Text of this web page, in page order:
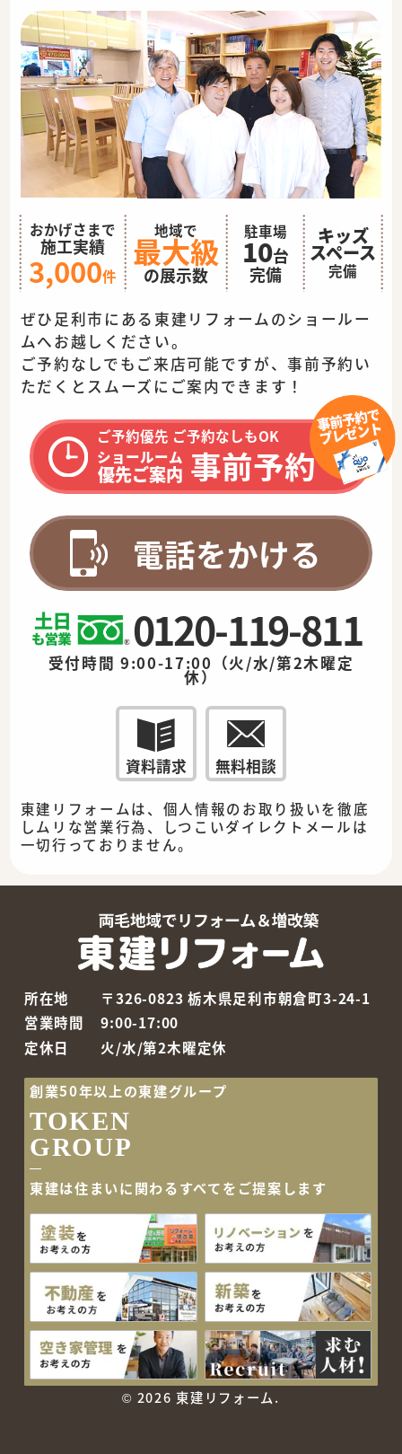
おかげさまで
施工実績
3,000件
地域で
最大級
の展示数
駐車場
10台
完備
キッズ
スペース
完備
ぜひ足利市にある東建リフォームのショールー
ムへお越しください。
ご予約なしでもご来店可能ですが、事前予約い
ただくとスムーズに ご案内できます！
ご予約優先 ご予約なしもOK
ショールーム
優先ご案内 事前予約
電話をかける
0120-119-811
受付時間 9:00-17:00（火/水/第2木曜定
休）
資料請求 無料相談
東建リフォームは、個人情報のお取り扱いを徹底
しムリな営業行為、しつこいダイレクトメールは
一切行っておりません。
所在地
〒326-0823 栃木県足利市朝倉町3-24-1
営業時間
9:00-17:00
定休日
火/水/第2木曜定休
創業50年以上の東建グループ
TOKEN
GROUP
東建は住まいに関わるすべてをご提案します
© 2026 東建リフォーム.